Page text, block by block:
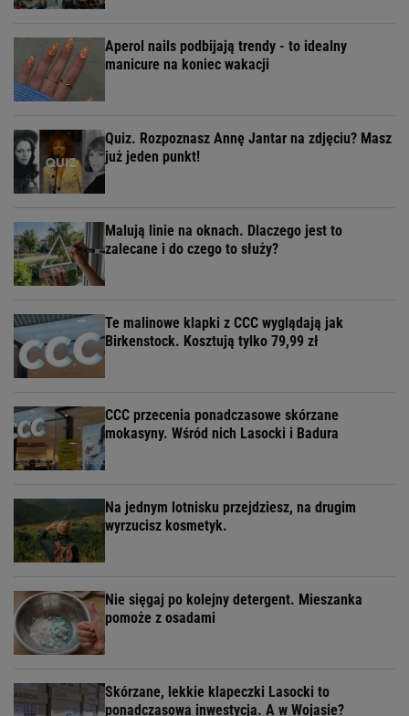
Aperol nails podbijają trendy - to idealny
manicure na koniec wakacji
Quiz. Rozpoznasz Annę Jantar na zdjęciu? Masz
już jeden punkt!
Malują linie na oknach. Dlaczego jest to
zalecane i do czego to służy?
Te malinowe klapki z CCC wyglądają jak
Birkenstock. Kosztują tylko 79,99 zł
CCC przecenia ponadczasowe skórzane
mokasyny. Wśród nich Lasocki i Badura
Na jednym lotnisku przejdziesz, na drugim
wyrzucisz kosmetyk.
Nie sięgaj po kolejny detergent. Mieszanka
pomoże z osadami
Skórzane, lekkie klapeczki Lasocki to
ponadczasowa inwestycja. A w Wojasie?